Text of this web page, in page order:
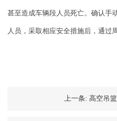
甚至造成车辆段人员死亡。确认手
人员，采取相应安全措施后，通过
上一条: 高空吊